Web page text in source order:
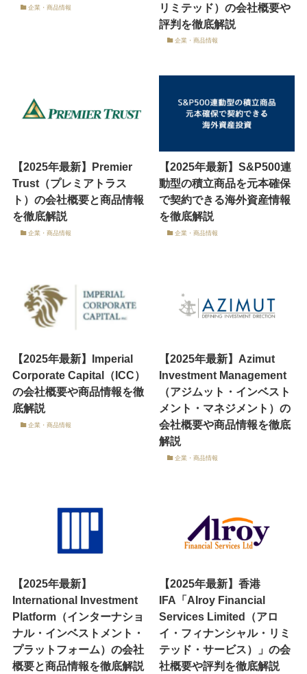
企業・商品情報
リミテッド）の会社概要や
評判を徹底解説
企業・商品情報
【2025年最新】Premier
Trust（プレミアトラス
ト）の会社概要と商品情報
を徹底解説
企業・商品情報
【2025年最新】S&P500連
動型の積立商品を元本確保
で契約できる海外資産情報
を徹底解説
企業・商品情報
【2025年最新】Imperial
Corporate Capital（ICC）
の会社概要や商品情報を徹
底解説
企業・商品情報
【2025年最新】Azimut
Investment Management
（アジムット・インベスト
メント・マネジメント）の
会社概要や商品情報を徹底
解説
企業・商品情報
【2025年最新】
International Investment
Platform（インターナショ
ナル・インベストメント・
プラットフォーム）の会社
概要と商品情報を徹底解説
【2025年最新】香港
IFA「Alroy Financial
Services Limited（アロ
イ・フィナンシャル・リミ
テッド・サービス）」の会
社概要や評判を徹底解説